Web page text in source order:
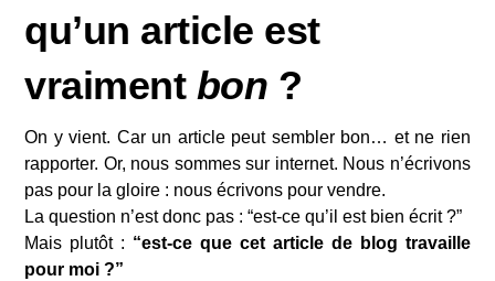
qu’un article est
vraiment bon ?
On y vient. Car un article peut sembler bon… et ne rien
rapporter. Or, nous sommes sur internet. Nous n’écrivons
pas pour la gloire : nous écrivons pour vendre.
La question n’est donc pas : “est-ce qu’il est bien écrit ?”
Mais plutôt : “est-ce que cet article de blog travaille
pour moi ?”